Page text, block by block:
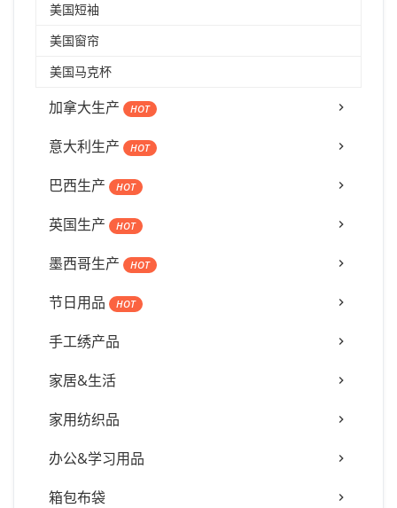
美国短袖
美国窗帘
美国马克杯
加拿大生产 HOT
意大利生产 HOT
巴西生产 HOT
英国生产 HOT
墨西哥生产 HOT
节日用品 HOT
手工绣产品
家居&生活
家用纺织品
办公&学习用品
箱包布袋